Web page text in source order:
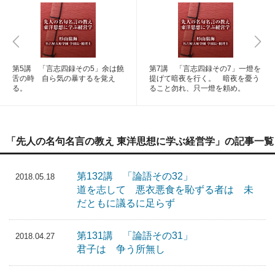
第5講 「言志四録その5」余は饒
舌の時 自ら気の暴するを覚え
る。
第7講 「言志四録その7」一燈を
提げて暗夜を行く。 暗夜を憂う
ること勿れ、只一燈を頼め。
「先人の名句名言の教え 東洋思想に学ぶ経営学」の記事一覧
2018.05.18
第132講 「論語その32」
道を志して 悪衣悪食を恥ずる者は 未
だともに議るに足らず
2018.04.27
第131講 「論語その31」
君子は 争う所無し